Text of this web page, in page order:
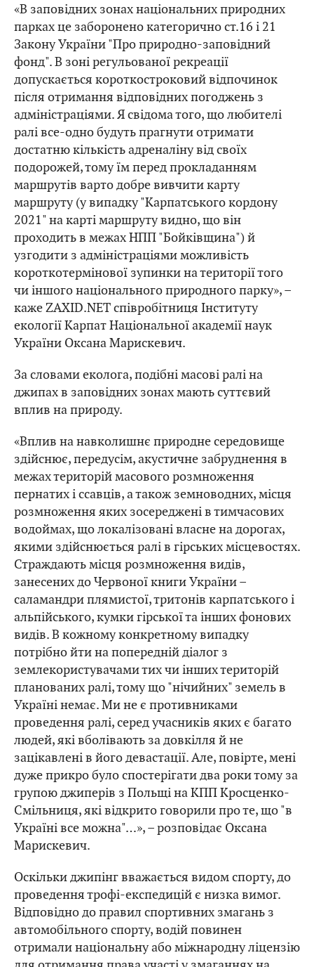
«В заповідних зонах національних природних
парках це заборонено категорично ст.16 і 21
Закону України "Про природно-заповідний
фонд". В зоні регульованої рекреації
допускається короткостроковий відпочинок
після отримання відповідних погоджень з
адміністраціями. Я свідома того, що любителі
ралі все-одно будуть прагнути отримати
достатню кількість адреналіну від своїх
подорожей, тому їм перед прокладанням
маршрутів варто добре вивчити карту
маршруту (у випадку "Карпатського кордону
2021" на карті маршруту видно, що він
проходить в межах НПП "Бойківщина") й
узгодити з адміністраціями можливість
короткотермінової зупинки на території того
чи іншого національного природного парку», –
каже ZAXID.NET співробітниця Інституту
екології Карпат Національної академії наук
України Оксана Марискевич.
За словами еколога, подібні масові ралі на
джипах в заповідних зонах мають суттєвий
вплив на природу.
«Вплив на навколишнє природне середовище
здійснює, передусім, акустичне забруднення в
межах територій масового розмноження
пернатих і ссавців, а також земноводних, місця
розмноження яких зосереджені в тимчасових
водоймах, що локалізовані власне на дорогах,
якими здійснюється ралі в гірських місцевостях.
Страждають місця розмноження видів,
занесених до Червоної книги України –
саламандри плямистої, тритонів карпатського і
альпійського, кумки гірської та інших фонових
видів. В кожному конкретному випадку
потрібно йти на попередній діалог з
землекористувачами тих чи інших територій
планованих ралі, тому що "нічийних" земель в
Україні немає. Ми не є противниками
проведення ралі, серед учасників яких є багато
людей, які вболівають за довкілля й не
зацікавлені в його девастації. Але, повірте, мені
дуже прикро було спостерігати два роки тому за
групою джиперів з Польщі на КПП Кросценко-
Смільниця, які відкрито говорили про те, що "в
Україні все можна"…», – розповідає Оксана
Марискевич.
Оскільки джипінг вважається видом спорту, до
проведення трофі-експедицій є низка вимог.
Відповідно до правил спортивних змагань з
автомобільного спорту, водій повинен
отримали національну або міжнародну ліцензію